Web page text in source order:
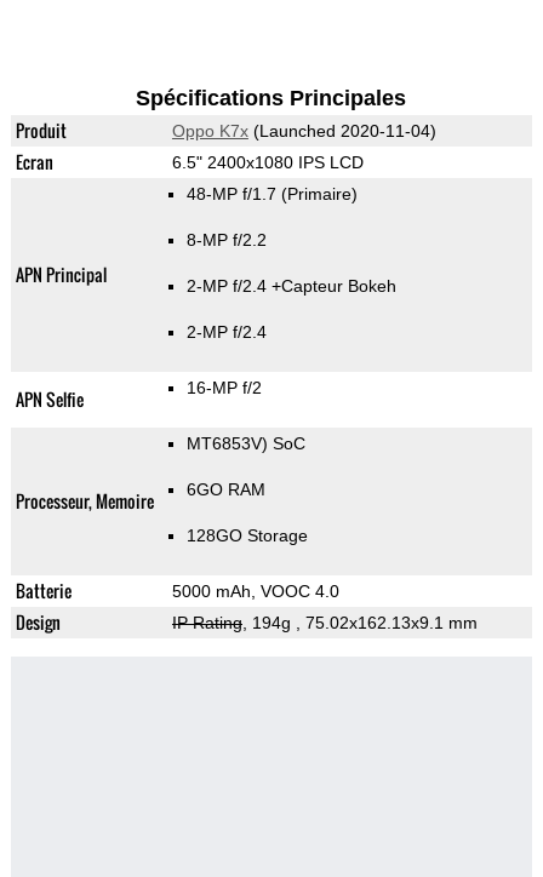
Spécifications Principales
Produit Oppo K7x(Launched 2020-11-04)
Ecran 6.5" 2400x1080 IPS LCD
APN Principal
48-MP f/1.7 (Primaire)
8-MP f/2.2
2-MP f/2.4 +Capteur Bokeh
2-MP f/2.4
APN Selfie 16-MP f/2
Processeur, Memoire
MT6853V) SoC
6GO RAM
128GO Storage
Batterie 5000 mAh, VOOC 4.0
Design IP Rating, 194g , 75.02x162.13x9.1 mm